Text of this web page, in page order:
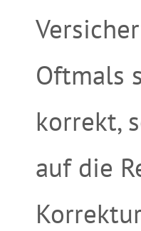
Oftmals
korrekt,
auf die